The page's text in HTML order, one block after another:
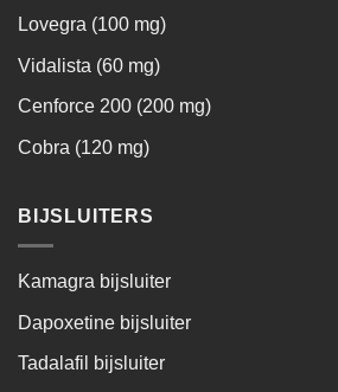
Lovegra (100 mg)
Vidalista (60 mg)
Cenforce 200 (200 mg)
Cobra (120 mg)
BIJSLUITERS
Kamagra bijsluiter
Dapoxetine bijsluiter
Tadalafil bijsluiter